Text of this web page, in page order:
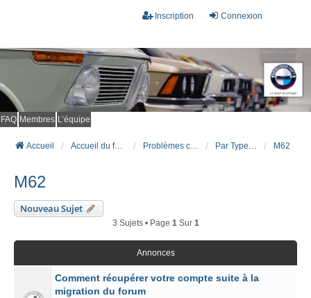
Connexion
Inscription
FAQ Membres L’équipe
Accueil Accueil du forum Problèmes connus et résolus (FAQ) Par Type Moteur (ESSENCE) M62
M62
Nouveau Sujet
3 Sujets • Page 1Sur 1
Annonces
Comment récupérer votre compte suite à la
migration du forum